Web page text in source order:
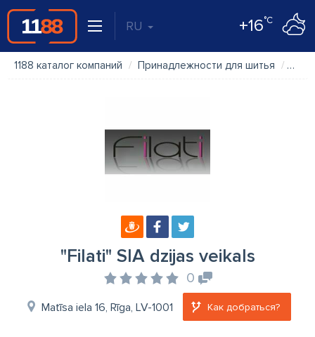
RU +16°C
1188 каталог компаний Принадлежности для шитья
"Filati" SIA dzijas veikals
0
Matīsa iela 16, Rīga, LV-1001 Как добраться?